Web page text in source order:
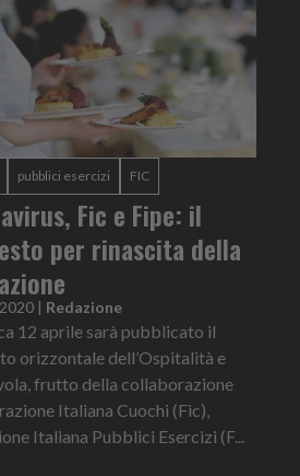
pubblici esercizi FIC
Fic e Fipe: il
per rinascita della
| Redazione
12 aprile sarà pubblicato il
orizzontale dell’Ospitalità e
frutto della collaborazione
Italiana Cuochi (Fic),
Italiana Pubblici Esercizi (F...